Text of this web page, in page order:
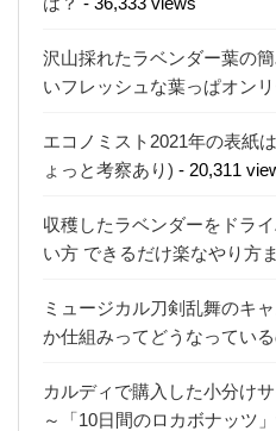
沢山採れたラベンダー葉の
いフレッシュな葉っぱオンリ
エコノミスト2021年の表紙
ょっと考察あり) - 20,311
収穫したラベンダーをドラ
い方 できるだけ楽なやり方
ミュージカル刀剣乱舞のキ
か仕組みってどうなっている
カルディで購入した小分け
～「10日間のロカボナッツ